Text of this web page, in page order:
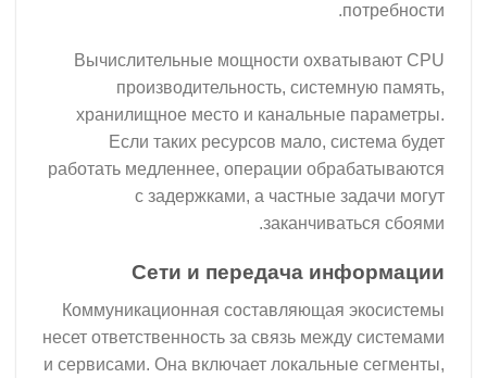
потребности.
Вычислительные мощности охватывают CPU
производительность, системную память,
хранилищное место и канальные параметры.
Если таких ресурсов мало, система будет
работать медленнее, операции обрабатываются
с задержками, а частные задачи могут
заканчиваться сбоями.
Сети и передача информации
Коммуникационная составляющая экосистемы
несет ответственность за связь между системами
и сервисами. Она включает локальные сегменты,